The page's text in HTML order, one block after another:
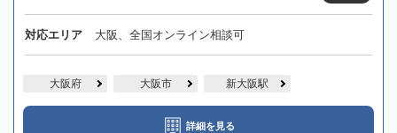
対応エリア 大阪、全国オンライン相談可
大阪府 大阪市 新大阪駅
詳細を見る